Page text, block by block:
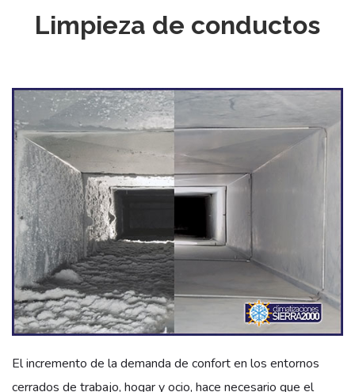
Limpieza de conductos
El incremento de la demanda de confort en los entornos
cerrados de trabajo, hogar y ocio, hace necesario que el